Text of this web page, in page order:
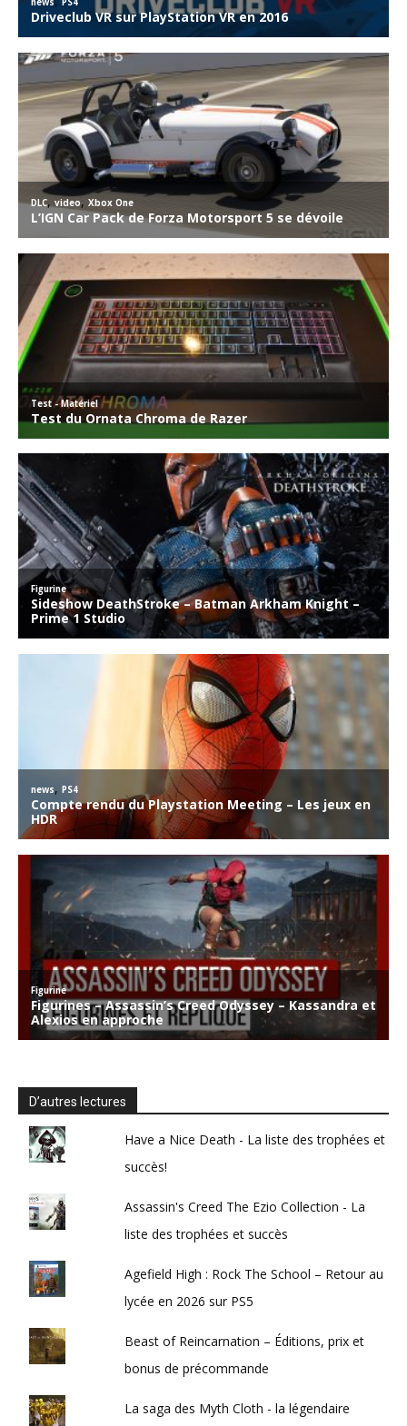
D’autres lectures
Have a Nice Death - La liste des trophées et
succès!
Assassin's Creed The Ezio Collection - La
liste des trophées et succès
Agefield High : Rock The School – Retour au
lycée en 2026 sur PS5
Beast of Reincarnation – Éditions, prix et
bonus de précommande
La saga des Myth Cloth - la légendaire